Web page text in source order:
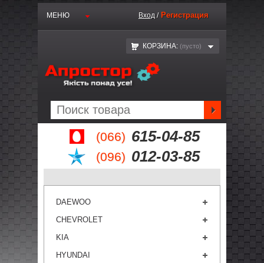
(066) 615-04-85
(096) 012-03-85
МЕНЮ Вход / Регистрация
КОРЗИНА: (пустo)
DAEWOO
CHEVROLET
KIA
HYUNDAI